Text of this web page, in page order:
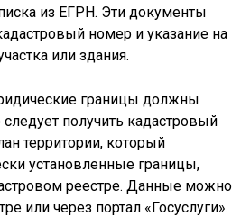
из ЕГРН. Эти документы
номер и указание на
или здания.
границы должны
следует получить кадастровый
территории, который
установленные границы,
реестре. Данные можно
или через портал «Госуслуги».